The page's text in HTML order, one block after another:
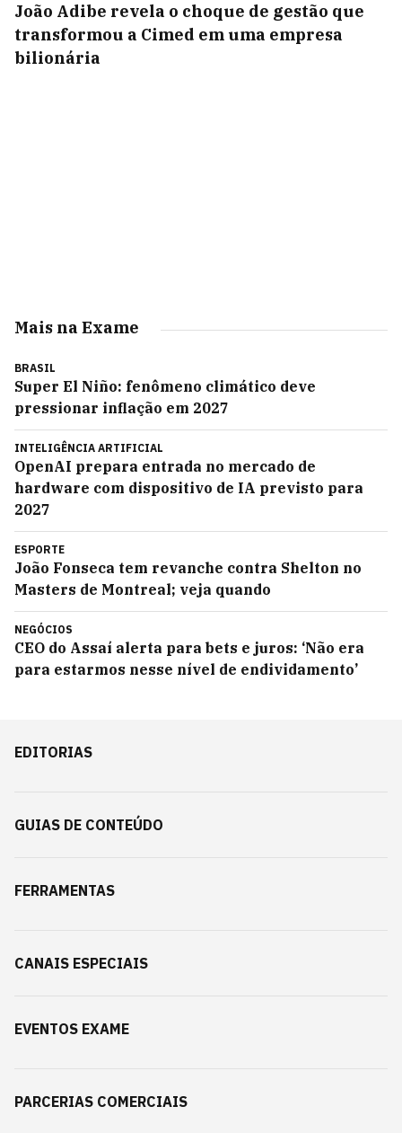
João Adibe revela o choque de gestão que
transformou a Cimed em uma empresa
bilionária
Mais na Exame
BRASIL
Super El Niño: fenômeno climático deve
pressionar inflação em 2027
INTELIGÊNCIA ARTIFICIAL
OpenAI prepara entrada no mercado de
hardware com dispositivo de IA previsto para
2027
ESPORTE
João Fonseca tem revanche contra Shelton no
Masters de Montreal; veja quando
NEGÓCIOS
CEO do Assaí alerta para bets e juros: ‘Não era
para estarmos nesse nível de endividamento’
EDITORIAS
GUIAS DE CONTEÚDO
FERRAMENTAS
CANAIS ESPECIAIS
EVENTOS EXAME
PARCERIAS COMERCIAIS